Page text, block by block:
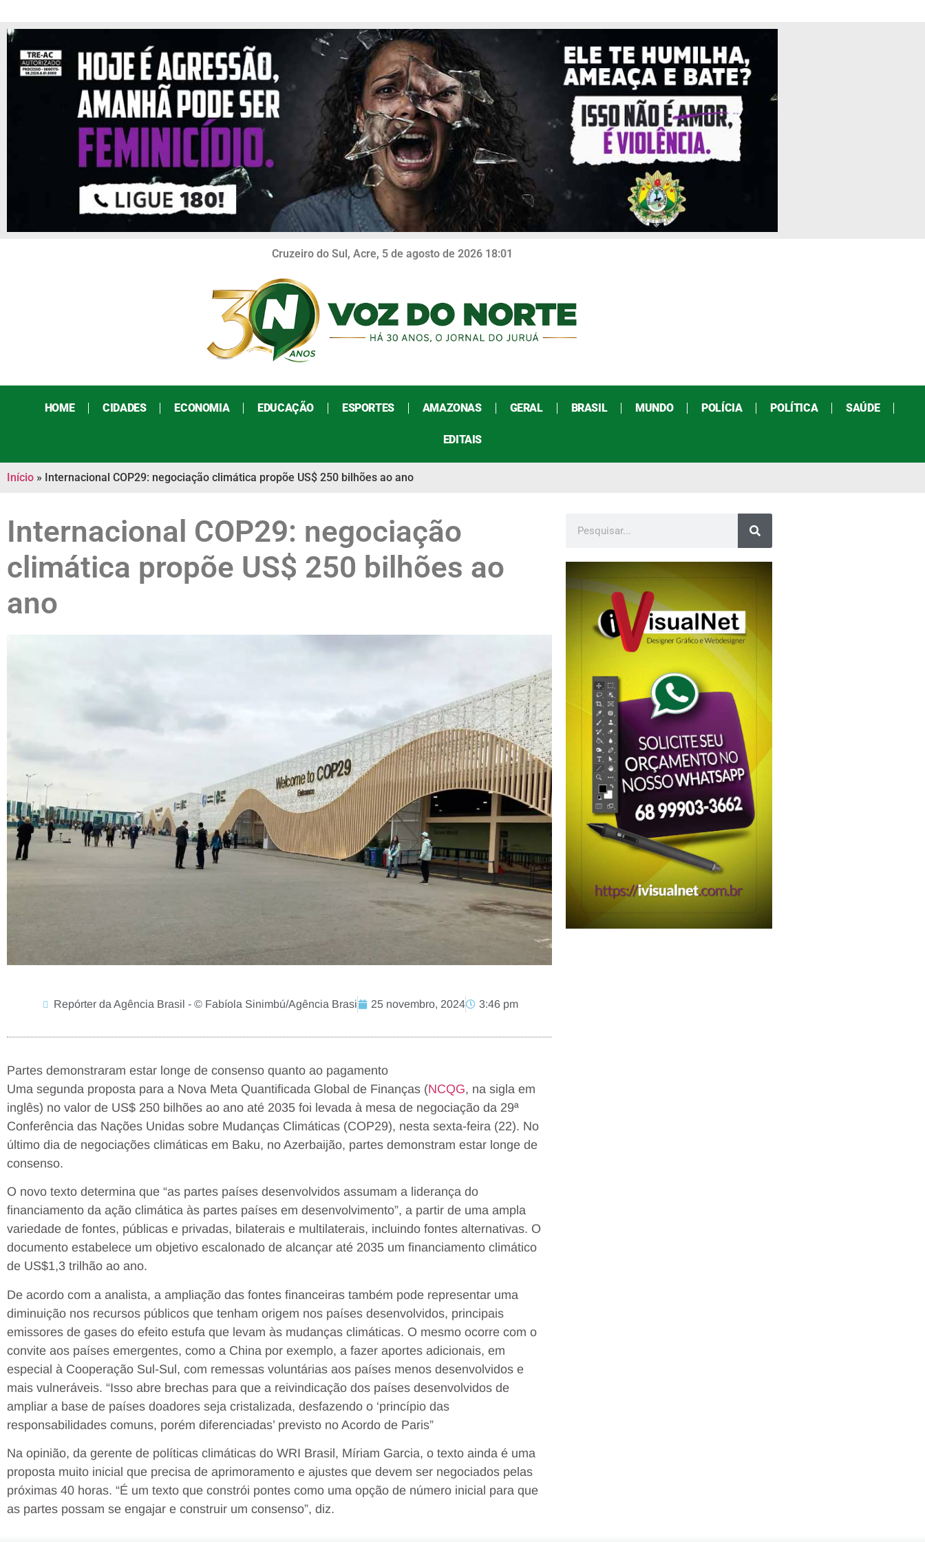
Cruzeiro do Sul, Acre, 5 de agosto de 2026 18:01
HOME CIDADES ECONOMIA EDUCAÇÃO ESPORTES AMAZONAS GERAL BRASIL MUNDO POLÍCIA POLÍTICA SAÚDE
EDITAIS
Início » Internacional COP29: negociação climática propõe US$ 250 bilhões ao ano
Internacional COP29: negociação
climática propõe US$ 250 bilhões ao
ano
Repórter da Agência Brasil - © Fabíola Sinimbú/Agência Brasi 25 novembro, 2024 3:46 pm
Partes demonstraram estar longe de consenso quanto ao pagamento
Uma segunda proposta para a Nova Meta Quantificada Global de Finanças (NCQG, na sigla em
inglês) no valor de US$ 250 bilhões ao ano até 2035 foi levada à mesa de negociação da 29ª
Conferência das Nações Unidas sobre Mudanças Climáticas (COP29), nesta sexta-feira (22). No
último dia de negociações climáticas em Baku, no Azerbaijão, partes demonstram estar longe de
consenso.
O novo texto determina que “as partes países desenvolvidos assumam a liderança do
financiamento da ação climática às partes países em desenvolvimento”, a partir de uma ampla
variedade de fontes, públicas e privadas, bilaterais e multilaterais, incluindo fontes alternativas. O
documento estabelece um objetivo escalonado de alcançar até 2035 um financiamento climático
de US$1,3 trilhão ao ano.
De acordo com a analista, a ampliação das fontes financeiras também pode representar uma
diminuição nos recursos públicos que tenham origem nos países desenvolvidos, principais
emissores de gases do efeito estufa que levam às mudanças climáticas. O mesmo ocorre com o
convite aos países emergentes, como a China por exemplo, a fazer aportes adicionais, em
especial à Cooperação Sul-Sul, com remessas voluntárias aos países menos desenvolvidos e
mais vulneráveis. “Isso abre brechas para que a reivindicação dos países desenvolvidos de
ampliar a base de países doadores seja cristalizada, desfazendo o ‘princípio das
responsabilidades comuns, porém diferenciadas’ previsto no Acordo de Paris”
Na opinião, da gerente de políticas climáticas do WRI Brasil, Míriam Garcia, o texto ainda é uma
proposta muito inicial que precisa de aprimoramento e ajustes que devem ser negociados pelas
próximas 40 horas. “É um texto que constrói pontes como uma opção de número inicial para que
as partes possam se engajar e construir um consenso”, diz.